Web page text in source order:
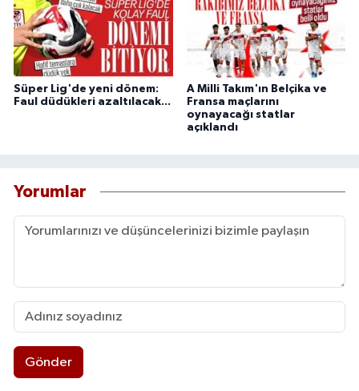
Süper Lig'de yeni dönem:
Faul düdükleri azaltılacak...
A Milli Takım'ın Belçika ve
Fransa maçlarını
oynayacağı statlar
açıklandı
Yorumlar
Gönder